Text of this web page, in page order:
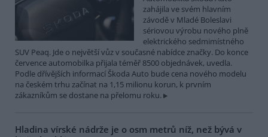
zahájila ve svém hlavním
závodě v Mladé Boleslavi
sériovou výrobu nového plně
elektrického sedmimístného
SUV Peaq. Jde o největší vůz v současné nabídce značky. Do konce
července automobilka přijala téměř 8500 objednávek, uvedla.
Podle dřívějších informací Škoda Auto bude cena nového modelu
na českém trhu začínat na 1,15 milionu korun, k prvním
zákazníkům se dostane na přelomu roku.
Hladina vírské nádrže je o osm metrů níž, než bývá v